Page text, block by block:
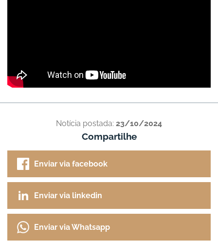
Notícia postada: 23/10/2024
Compartilhe
Enviar via facebook
Enviar via linkedin
Enviar via Whatsapp